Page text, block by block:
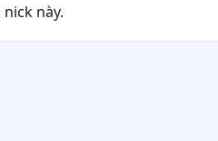
này.